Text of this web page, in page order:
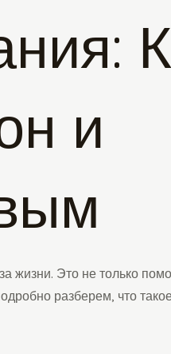
и
жизни. Это не только
разберем, что